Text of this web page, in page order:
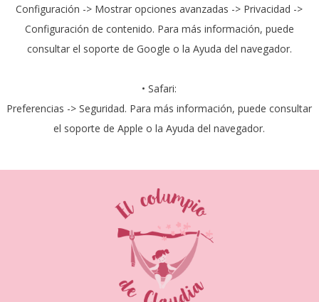
Configuración -> Mostrar opciones avanzadas -> Privacidad ->
Configuración de contenido. Para más información, puede
consultar el soporte de Google o la Ayuda del navegador.
• Safari:
Preferencias -> Seguridad. Para más información, puede consultar
el soporte de Apple o la Ayuda del navegador.